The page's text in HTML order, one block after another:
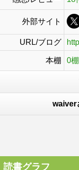
外部サイト
URL/ブログ
本棚 0棚
waiver
読書グラフ